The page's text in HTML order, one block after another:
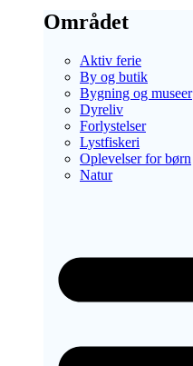
Området
Aktiv ferie
By og butik
Bygning og museer
Dyreliv
Forlystelser
Lystfiskeri
Oplevelser for børn
Natur